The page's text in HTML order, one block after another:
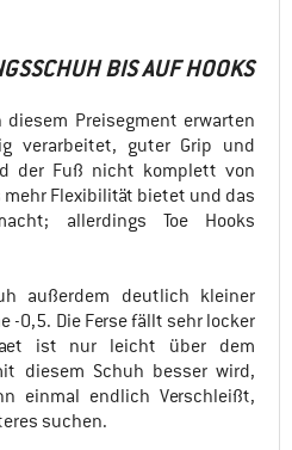
BIS AUF HOOKS
Preisegment erwarten
verarbeitet, guter Grip und
der Fuß nicht komplett von
Flexibilität bietet und das
allerdings Toe Hooks
außerdem deutlich kleiner
-0,5. Die Ferse fällt sehr locker
ist nur leicht über dem
diesem Schuh besser wird,
einmal endlich Verschleißt,
suchen.